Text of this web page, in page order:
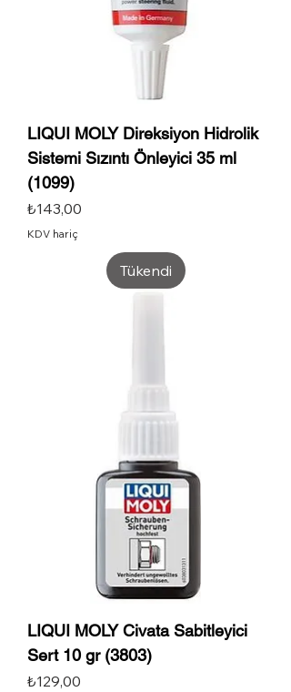
LIQUI MOLY Direksiyon Hidrolik
Sistemi Sızıntı Önleyici 35 ml
(1099)
Fiyat
₺143,00
KDV hariç
Tükendi
LIQUI MOLY Civata Sabitleyici
Sert 10 gr (3803)
Fiyat
₺129,00